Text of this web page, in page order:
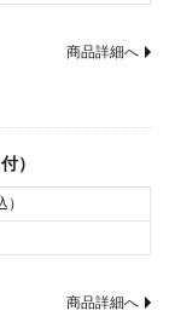
商品詳細へ
）
商品詳細へ